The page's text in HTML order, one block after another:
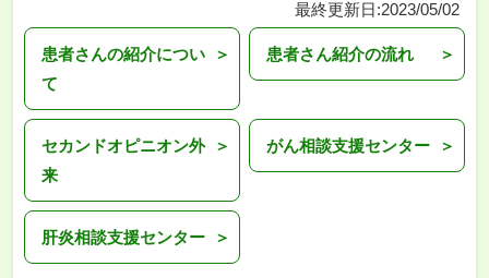
最終更新日:2023/05/02
患者さんの紹介につい
て
患者さん紹介の流れ
セカンドオピニオン外
来
がん相談支援センター
肝炎相談支援センター